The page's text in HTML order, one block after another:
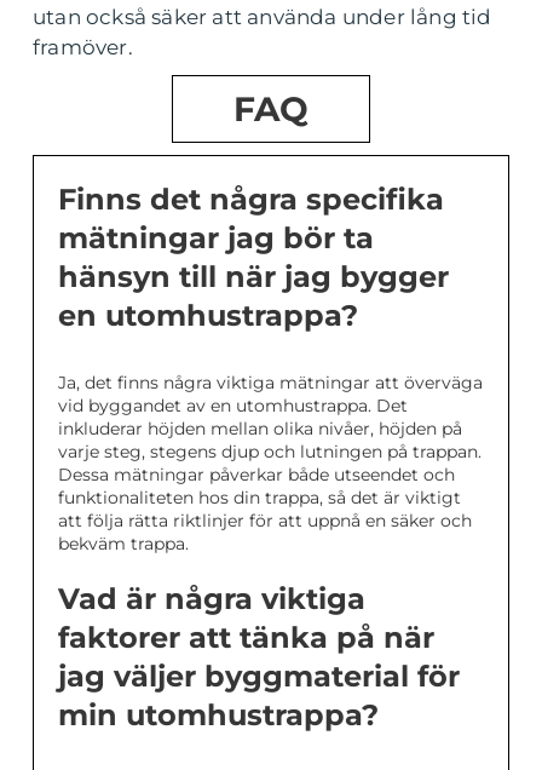
utan också säker att använda under lång tid
framöver.
FAQ
Finns det några specifika
mätningar jag bör ta
hänsyn till när jag bygger
en utomhustrappa?
Ja, det finns några viktiga mätningar att överväga
vid byggandet av en utomhustrappa. Det
inkluderar höjden mellan olika nivåer, höjden på
varje steg, stegens djup och lutningen på trappan.
Dessa mätningar påverkar både utseendet och
funktionaliteten hos din trappa, så det är viktigt
att följa rätta riktlinjer för att uppnå en säker och
bekväm trappa.
Vad är några viktiga
faktorer att tänka på när
jag väljer byggmaterial för
min utomhustrappa?